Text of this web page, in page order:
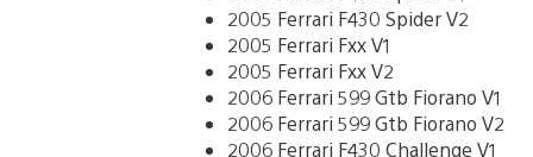
2005 Ferrari F430 Spider V2
2005 Ferrari Fxx V1
2005 Ferrari Fxx V2
2006 Ferrari 599 Gtb Fiorano V1
2006 Ferrari 599 Gtb Fiorano V2
2006 Ferrari F430 Challenge V1